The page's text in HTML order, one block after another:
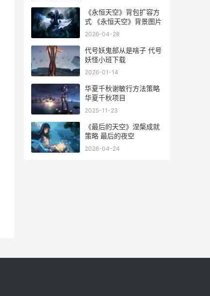
《永恒天空》背包扩容方
式 《永恒天空》背景图片
2026-04-28
代号妖鬼部从是啥子 代号
妖怪小班下载
2026-01-14
华夏千秋谢敏行方法策略
华夏千秋项目
2025-11-23
《最后的天空》涅槃成就
策略 最后的夜空
2026-04-24